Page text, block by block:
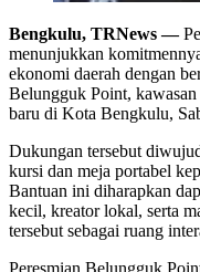
Bengkulu, TRNews —
menunjukkan
ekonomi daerah dengan
Belungguk Point,
baru di Kota Bengkulu,
Dukungan tersebut
kursi dan meja portabel
Bantuan ini diharapkan
kecil, kreator lokal, serta
tersebut sebagai ruang
Peresmian Belungguk